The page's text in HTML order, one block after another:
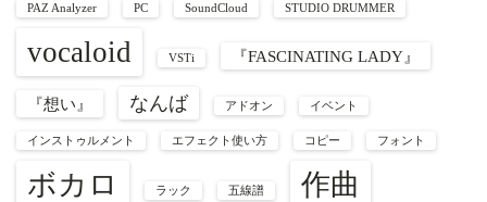
PAZ Analyzer PC SoundCloud STUDIO DRUMMER
vocaloid VSTi 『FASCINATING LADY』
『想い』 なんば アドオン イベント
インストゥルメント エフェクト使い方 コピー フォント
ボカロ ラック 五線譜 作曲